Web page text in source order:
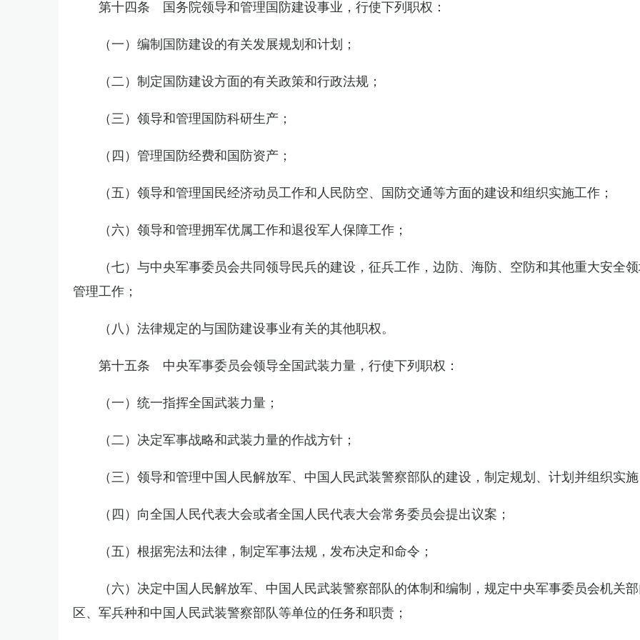
第十四条 国务院领导和管理国防建设事业，行使下列职权：
（一）编制国防建设的有关发展规划和计划；
（二）制定国防建设方面的有关政策和行政法规；
（三）领导和管理国防科研生产；
（四）管理国防经费和国防资产；
（五）领导和管理国民经济动员工作和人民防空、国防交通等方面的建设和组织实施工作；
（六）领导和管理拥军优属工作和退役军人保障工作；
（七）与中央军事委员会共同领导民兵的建设，征兵工作，边防、海防、空防和其他重大安全
管理工作；
（八）法律规定的与国防建设事业有关的其他职权。
第十五条 中央军事委员会领导全国武装力量，行使下列职权：
（一）统一指挥全国武装力量；
（二）决定军事战略和武装力量的作战方针；
（三）领导和管理中国人民解放军、中国人民武装警察部队的建设，制定规划、计划并组织实
（四）向全国人民代表大会或者全国人民代表大会常务委员会提出议案；
（五）根据宪法和法律，制定军事法规，发布决定和命令；
（六）决定中国人民解放军、中国人民武装警察部队的体制和编制，规定中央军事委员会机关
区、军兵种和中国人民武装警察部队等单位的任务和职责；